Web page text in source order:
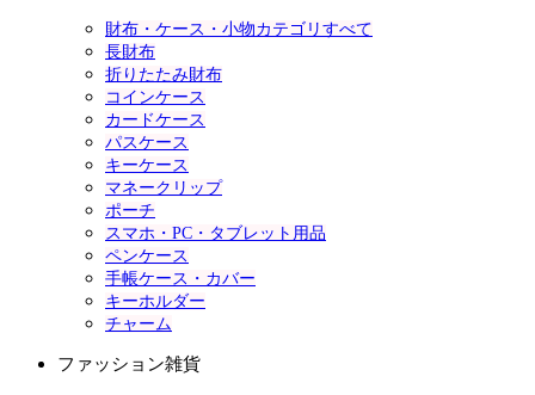
財布・ケース・小物カテゴリすべて
長財布
折りたたみ財布
コインケース
カードケース
パスケース
キーケース
マネークリップ
ポーチ
スマホ・PC・タブレット用品
ペンケース
手帳ケース・カバー
キーホルダー
チャーム
ファッション雑貨